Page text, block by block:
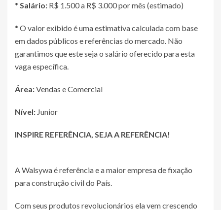
* Salário: R$ 1.500 a R$ 3.000 por mês (estimado)
* O valor exibido é uma estimativa calculada com base
em dados públicos e referências do mercado. Não
garantimos que este seja o salário oferecido para esta
vaga específica.
Área:Vendas e Comercial
Nível: Junior
INSPIRE REFERÊNCIA, SEJA A REFERÊNCIA!
A Walsywa é referência e a maior empresa de fixação
para construção civil do País.
Com seus produtos revolucionários ela vem crescendo